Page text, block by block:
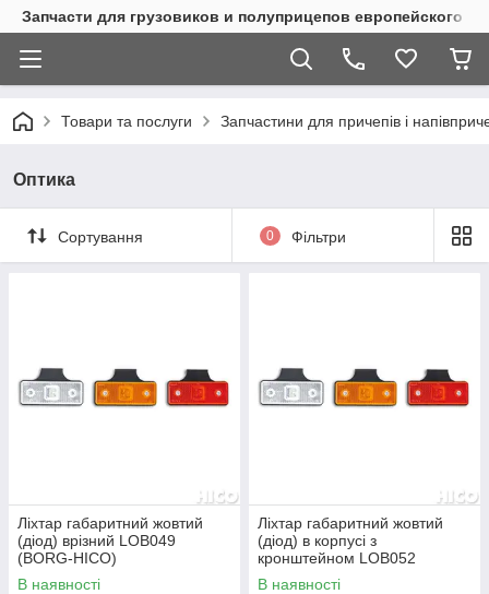
Запчасти для грузовиков и полуприцепов европейского
Товари та послуги Запчастини для причепів і
Оптика
Сортування 0 Фільтри
Ліхтар габаритний жовтий
(діод) врізний LOB049
(BORG-HICO)
В наявності
Ліхтар габаритний жовтий
(діод) в корпусі з
кронштейном LOB052
(BORG-HICO)
В наявності